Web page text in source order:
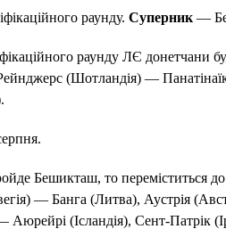
раунду. Суперник —
раунду ЛЄ
(Шотландія) —
Бешикташ, то переміститься до
— Банга (Литва), Аустрія
Аюрейрі (Ісландія), Сент-